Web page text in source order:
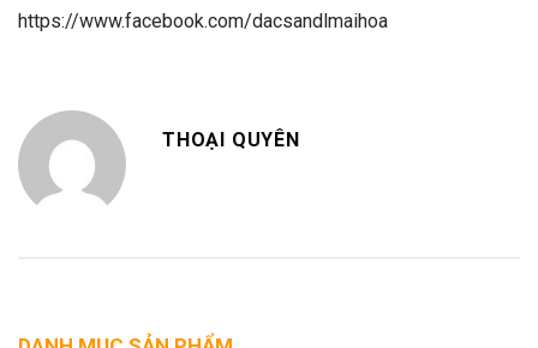
https://www.facebook.com/dacsandlmaihoa
THOẠI QUYÊN